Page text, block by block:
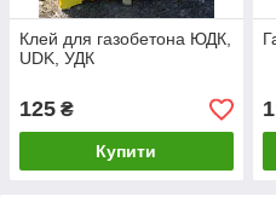
Клей для газобетона ЮДК,
UDK, УДК
125 ₴
Купити